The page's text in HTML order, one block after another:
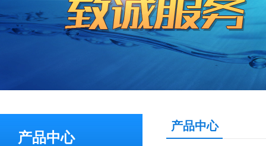
产品中心
产品中心